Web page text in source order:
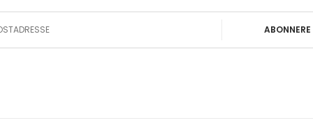
ABONNERE